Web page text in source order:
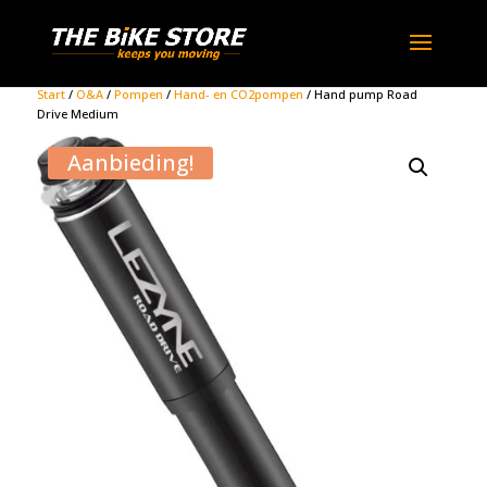
Start/ O&A/ Pompen / Hand- en CO2pompen / Hand pump Road
Drive Medium
Aanbieding!